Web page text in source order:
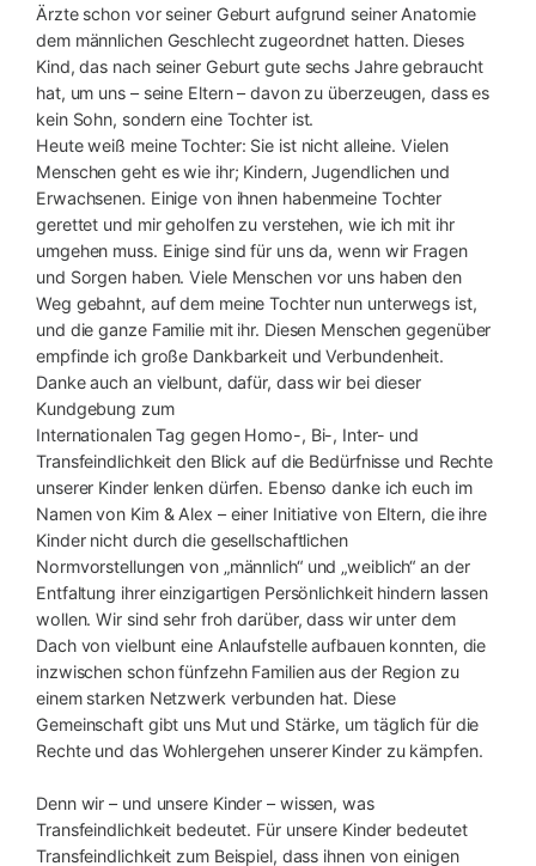
Ärzte schon vor seiner Geburt aufgrund seiner Anatomie
dem männlichen Geschlecht zugeordnet hatten. Dieses
Kind, das nach seiner Geburt gute sechs Jahre gebraucht
hat, um uns – seine Eltern – davon zu überzeugen, dass es
kein Sohn, sondern eine Tochter ist.
Heute weiß meine Tochter: Sie ist nicht alleine. Vielen
Menschen geht es wie ihr; Kindern, Jugendlichen und
Erwachsenen. Einige von ihnen habenmeine Tochter
gerettet und mir geholfen zu verstehen, wie ich mit ihr
umgehen muss. Einige sind für uns da, wenn wir Fragen
und Sorgen haben. Viele Menschen vor uns haben den
Weg gebahnt, auf dem meine Tochter nun unterwegs ist,
und die ganze Familie mit ihr. Diesen Menschen gegenüber
empfinde ich große Dankbarkeit und Verbundenheit.
Danke auch an vielbunt, dafür, dass wir bei dieser
Kundgebung zum
Internationalen Tag gegen Homo-, Bi-, Inter- und
Transfeindlichkeit den Blick auf die Bedürfnisse und Rechte
unserer Kinder lenken dürfen. Ebenso danke ich euch im
Namen von Kim & Alex – einer Initiative von Eltern, die ihre
Kinder nicht durch die gesellschaftlichen
Normvorstellungen von „männlich“ und „weiblich“ an der
Entfaltung ihrer einzigartigen Persönlichkeit hindern lassen
wollen. Wir sind sehr froh darüber, dass wir unter dem
Dach von vielbunt eine Anlaufstelle aufbauen konnten, die
inzwischen schon fünfzehn Familien aus der Region zu
einem starken Netzwerk verbunden hat. Diese
Gemeinschaft gibt uns Mut und Stärke, um täglich für die
Rechte und das Wohlergehen unserer Kinder zu kämpfen.
Denn wir – und unsere Kinder – wissen, was
Transfeindlichkeit bedeutet. Für unsere Kinder bedeutet
Transfeindlichkeit zum Beispiel, dass ihnen von einigen